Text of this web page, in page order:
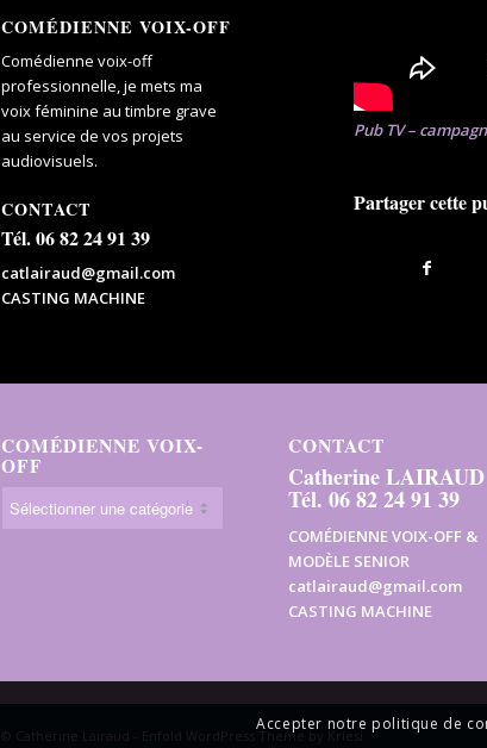
Pub TV –
Partager cette
COMÉDIENNE VOIX-OFF
Comédienne voix-off
professionnelle, je mets ma
voix féminine au timbre grave
au service de vos projets
audiovisuels.
CONTACT
Tél. 06 82 24 91 39
catlairaud@gmail.com
CASTING MACHINE
COMÉDIENNE VOIX-
OFF
CONTACT
Catherine LAIRAUD
Tél. 06 82 24 91 39
COMÉDIENNE VOIX-OFF &
MODÈLE SENIOR
catlairaud@gmail.com
CASTING MACHINE
© Catherine Lairaud - Enfold WordPress Theme by Kriesi
Accepter notre politique de